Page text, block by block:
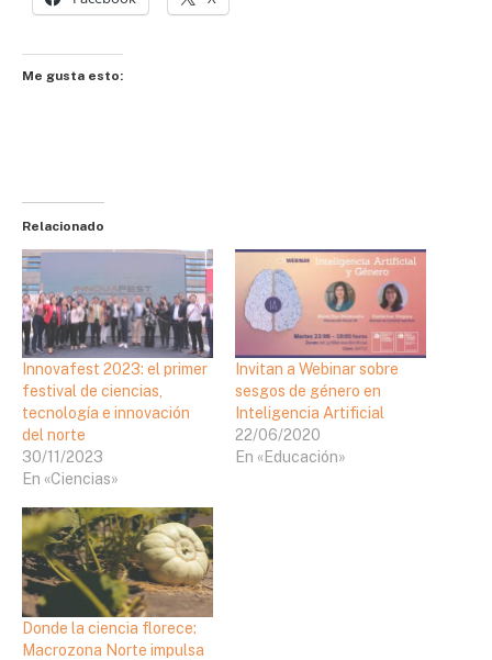
Me gusta esto:
Relacionado
Innovafest 2023: el primer
festival de ciencias,
tecnología e innovación
del norte
30/11/2023
En «Ciencias»
Invitan a Webinar sobre
sesgos de género en
Inteligencia Artificial
22/06/2020
En «Educación»
Donde la ciencia florece:
Macrozona Norte impulsa